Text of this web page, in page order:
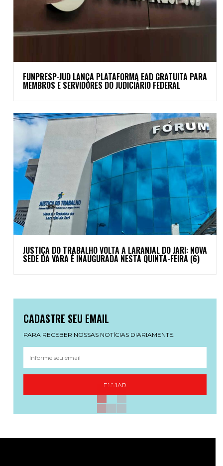
FUNPRESP-JUD LANÇA PLATAFORMA EAD GRATUITA PARA
MEMBROS E SERVIDORES DO JUDICIÁRIO FEDERAL
JUSTIÇA DO TRABALHO VOLTA A LARANJAL DO JARI: NOVA
SEDE DA VARA É INAUGURADA NESTA QUINTA-FEIRA (6)
CADASTRE SEU EMAIL
PARA RECEBER NOSSAS NOTÍCIAS DIARIAMENTE.
ENVIAR